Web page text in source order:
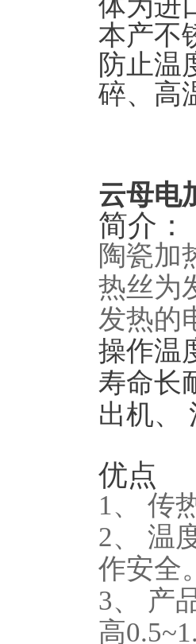
本产不
防止温
碎、高
云母电
简介：
陶瓷加
热丝为
发热的
操作温
寿命长
出机、
优点
1、 传
2、 温
作安全
3、 产
高